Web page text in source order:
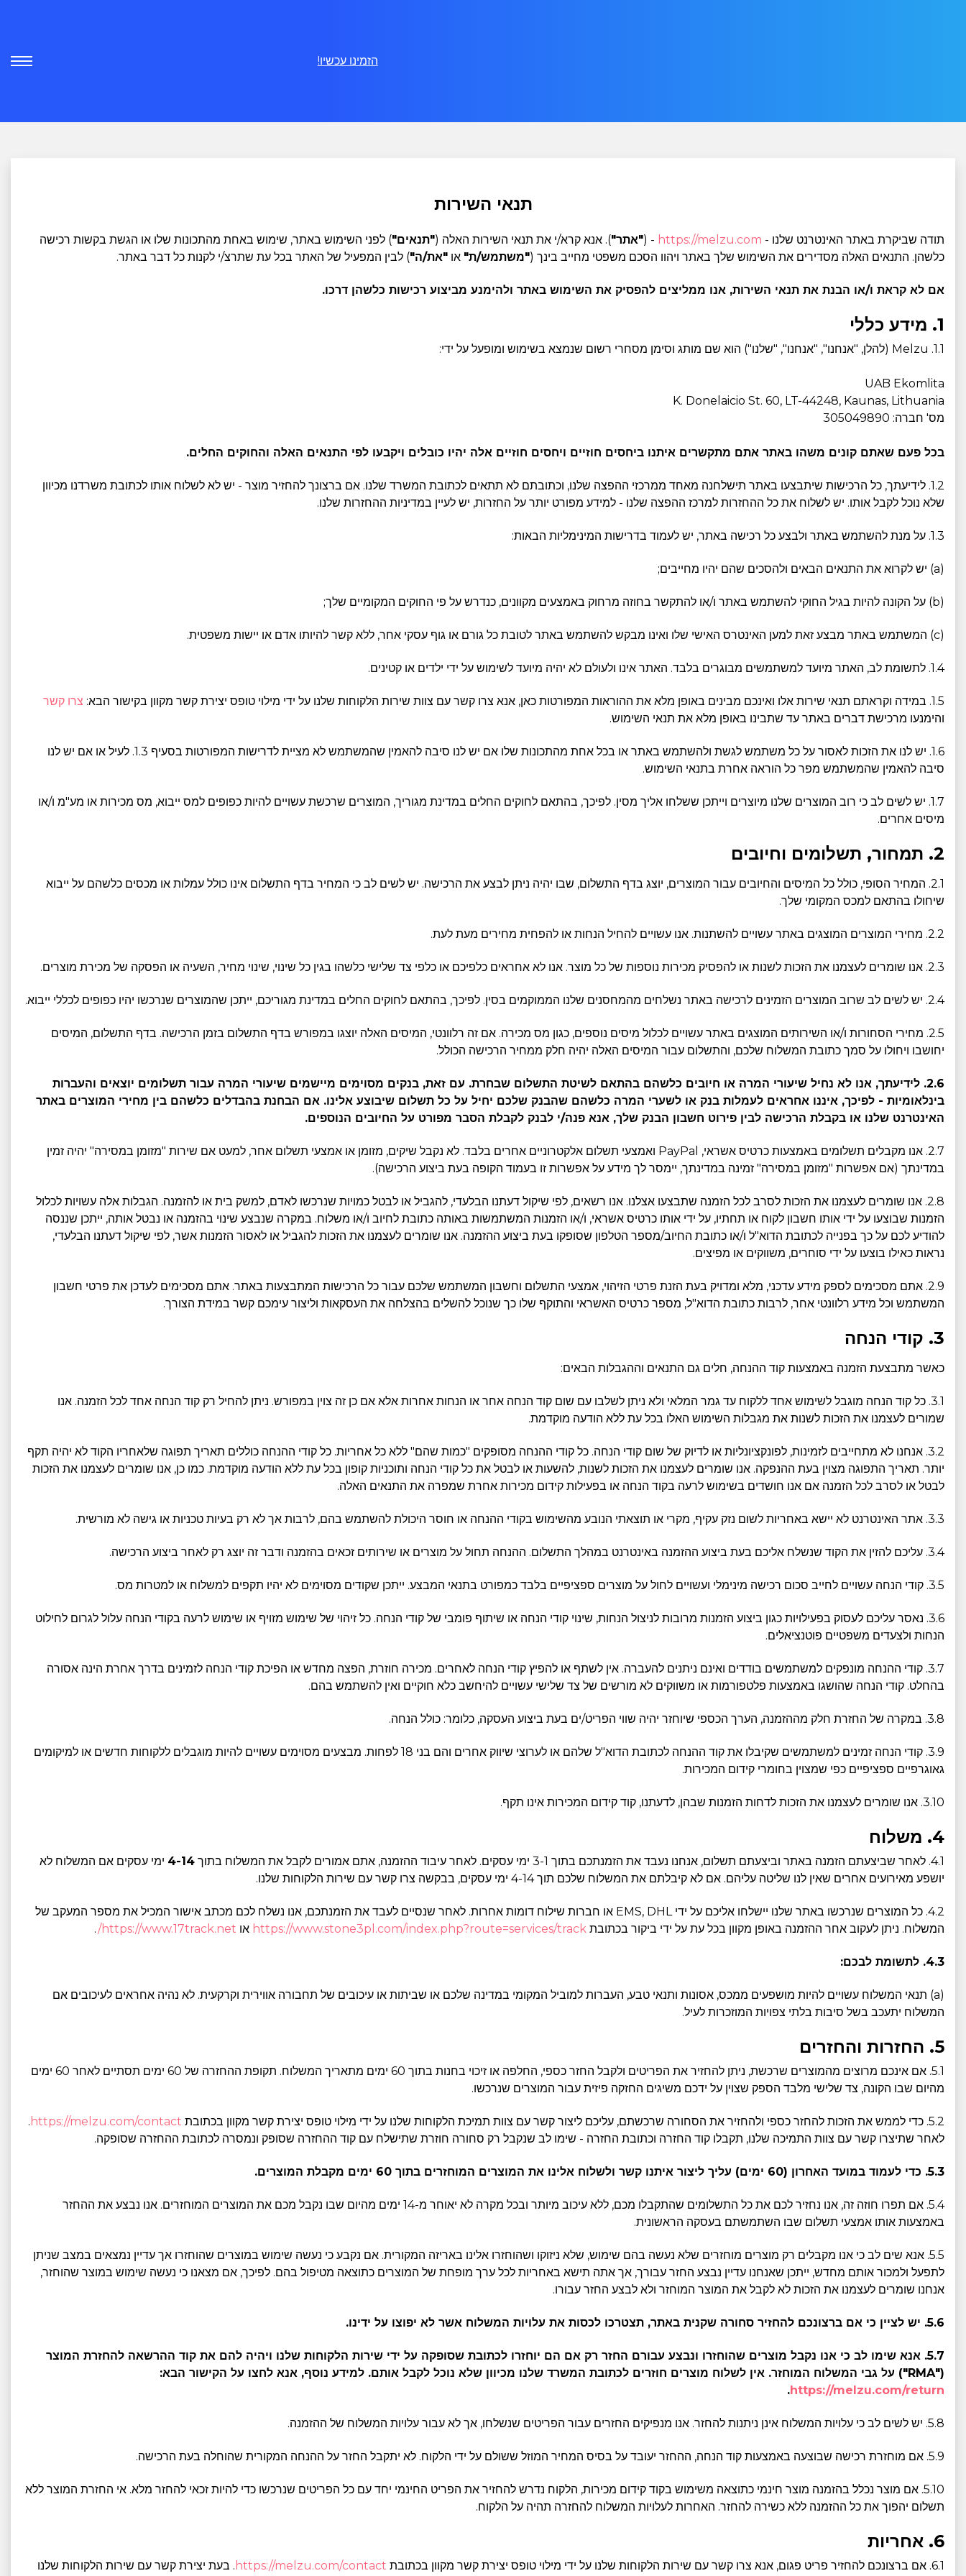
הזמינו עכשיו!
תנאי השירות
תודה שביקרת באתר האינטרנט שלנו - https://melzu.com
- ("אתר"). אנא קרא/י את תנאי השירות האלה ("תנאים") לפני השימוש באתר, שימוש באחת מהתכונות שלו או הגשת בקשות רכישה
כלשהן. התנאים האלה מסדירים את השימוש שלך באתר ויהוו הסכם משפטי מחייב בינך ("משתמש/ת" או "את/ה") לבין המפעיל של האתר בכל עת שתרצ/י לקנות כל דבר באתר.
אם לא קראת ו/או הבנת את תנאי השירות, אנו ממליצים להפסיק את השימוש באתר ולהימנע מביצוע רכישות כלשהן דרכו.
1. מידע כללי
1.1. Melzu (להלן, "אנחנו", "אנחנו", "שלנו") הוא שם מותג וסימן מסחרי רשום שנמצא בשימוש ומופעל על ידי:
UAB Ekomlita
K. Donelaicio St. 60, LT-44248, Kaunas, Lithuania
מס' חברה: 305049890
בכל פעם שאתם קונים משהו באתר אתם מתקשרים איתנו ביחסים חוזיים ויחסים חוזיים אלה יהיו כובלים ויקבעו לפי התנאים האלה והחוקים החלים.
1.2. לידיעתך, כל הרכישות שיתבצעו באתר תישלחנה מאחד ממרכזי ההפצה שלנו, וכתובתם לא תתאים לכתובת המשרד שלנו. אם ברצונך להחזיר מוצר - יש לא לשלוח אותו לכתובת משרדנו מכיוון
שלא נוכל לקבל אותו. יש לשלוח את כל ההחזרות למרכז ההפצה שלנו - למידע מפורט יותר על החזרות, יש לעיין במדיניות ההחזרות שלנו.
1.3. על מנת להשתמש באתר ולבצע כל רכישה באתר, יש לעמוד בדרישות המינימליות הבאות:
(a) יש לקרוא את התנאים הבאים ולהסכים שהם יהיו מחייבים;
(b) על הקונה להיות בגיל החוקי להשתמש באתר ו/או להתקשר בחוזה מרחוק באמצעים מקוונים, כנדרש על פי החוקים המקומיים שלך;
(c) המשתמש באתר מבצע זאת למען האינטרס האישי שלו ואינו מבקש להשתמש באתר לטובת כל גורם או גוף עסקי אחר, ללא קשר להיותו אדם או יישות משפטית.
1.4. לתשומת לב, האתר מיועד למשתמשים מבוגרים בלבד. האתר אינו ולעולם לא יהיה מיועד לשימוש על ידי ילדים או קטינים.
1.5. במידה וקראתם תנאי שירות אלו ואינכם מבינים באופן מלא את ההוראות המפורטות כאן, אנא צרו קשר עם צוות שירות הלקוחות שלנו על ידי מילוי טופס יצירת קשר מקוון בקישור הבא:
צרו קשר
והימנעו מרכישת דברים באתר עד שתבינו באופן מלא את תנאי השימוש.
1.6. יש לנו את הזכות לאסור על כל משתמש לגשת ולהשתמש באתר או בכל אחת מהתכונות שלו אם יש לנו סיבה להאמין שהמשתמש לא מציית לדרישות המפורטות בסעיף 1.3. לעיל או אם יש לנו
סיבה להאמין שהמשתמש מפר כל הוראה אחרת בתנאי השימוש.
1.7. יש לשים לב כי רוב המוצרים שלנו מיוצרים וייתכן ששלחו אליך מסין. לפיכך, בהתאם לחוקים החלים במדינת מגוריך, המוצרים שרכשת עשויים להיות כפופים למס ייבוא, מס מכירות או מע"מ ו/או
מיסים אחרים.
2. תמחור, תשלומים וחיובים
2.1. המחיר הסופי, כולל כל המיסים והחיובים עבור המוצרים, יוצג בדף התשלום, שבו יהיה ניתן לבצע את הרכישה. יש לשים לב כי המחיר בדף התשלום אינו כולל עמלות או מכסים כלשהם על ייבוא
שיחולו בהתאם למכס המקומי שלך.
2.2. מחירי המוצרים המוצגים באתר עשויים להשתנות. אנו עשויים להחיל הנחות או להפחית מחירים מעת לעת.
2.3. אנו שומרים לעצמנו את הזכות לשנות או להפסיק מכירות נוספות של כל מוצר. אנו לא אחראים כלפיכם או כלפי צד שלישי כלשהו בגין כל שינוי, שינוי מחיר, השעיה או הפסקה של מכירת מוצרים.
2.4. יש לשים לב שרוב המוצרים הזמינים לרכישה באתר נשלחים מהמחסנים שלנו הממוקמים בסין. לפיכך, בהתאם לחוקים החלים במדינת מגוריכם, ייתכן שהמוצרים שנרכשו יהיו כפופים לכללי ייבוא.
2.5. מחירי הסחורות ו/או השירותים המוצגים באתר עשויים לכלול מיסים נוספים, כגון מס מכירה. אם זה רלוונטי, המיסים האלה יוצגו במפורש בדף התשלום בזמן הרכישה. בדף התשלום, המיסים
יחושבו ויחולו על סמך כתובת המשלוח שלכם, והתשלום עבור המיסים האלה יהיה חלק ממחיר הרכישה הכולל.
2.6. לידיעתך, אנו לא נחיל שיעורי המרה או חיובים כלשהם בהתאם לשיטת התשלום שבחרת. עם זאת, בנקים מסוימים מיישמים שיעורי המרה עבור תשלומים יוצאים והעברות
בינלאומיות - לפיכך, איננו אחראים לעמלות בנק או לשערי המרה כלשהם שהבנק שלכם יחיל על כל תשלום שיבוצע אלינו. אם הבחנת בהבדלים כלשהם בין מחירי המוצרים באתר
האינטרנט שלנו או בקבלת הרכישה לבין פירוט חשבון הבנק שלך, אנא פנה/י לבנק לקבלת הסבר מפורט על החיובים הנוספים.
2.7. אנו מקבלים תשלומים באמצעות כרטיס אשראי, PayPal ואמצעי תשלום אלקטרוניים אחרים בלבד. לא נקבל שיקים, מזומן או אמצעי תשלום אחר, למעט אם שירות "מזומן במסירה" יהיה זמין
במדינתך (אם אפשרות "מזומן במסירה" זמינה במדינתך, יימסר לך מידע על אפשרות זו בעמוד הקופה בעת ביצוע הרכישה).
2.8. אנו שומרים לעצמנו את הזכות לסרב לכל הזמנה שתבצעו אצלנו. אנו רשאים, לפי שיקול דעתנו הבלעדי, להגביל או לבטל כמויות שנרכשו לאדם, למשק בית או להזמנה. הגבלות אלה עשויות לכלול
הזמנות שבוצעו על ידי אותו חשבון לקוח או תחתיו, על ידי אותו כרטיס אשראי, ו/או הזמנות המשתמשות באותה כתובת לחיוב ו/או משלוח. במקרה שנבצע שינוי בהזמנה או נבטל אותה, ייתכן שננסה
להודיע לכם על כך בפנייה לכתובת הדוא"ל ו/או כתובת החיוב/מספר הטלפון שסופקו בעת ביצוע ההזמנה. אנו שומרים לעצמנו את הזכות להגביל או לאסור הזמנות אשר, לפי שיקול דעתנו הבלעדי,
נראות כאילו בוצעו על ידי סוחרים, משווקים או מפיצים.
2.9. אתם מסכימים לספק מידע עדכני, מלא ומדויק בעת הזנת פרטי הזיהוי, אמצעי התשלום וחשבון המשתמש שלכם עבור כל הרכישות המתבצעות באתר. אתם מסכימים לעדכן את פרטי חשבון
המשתמש וכל מידע רלוונטי אחר, לרבות כתובת הדוא"ל, מספר כרטיס האשראי והתוקף שלו כך שנוכל להשלים בהצלחה את העסקאות וליצור עימכם קשר במידת הצורך.
3. קודי הנחה
כאשר מתבצעת הזמנה באמצעות קוד ההנחה, חלים גם התנאים וההגבלות הבאים:
3.1. כל קוד הנחה מוגבל לשימוש אחד ללקוח עד גמר המלאי ולא ניתן לשלבו עם שום קוד הנחה אחר או הנחות אחרות אלא אם כן זה צוין במפורש. ניתן להחיל רק קוד הנחה אחד לכל הזמנה. אנו
שמורים לעצמנו את הזכות לשנות את מגבלות השימוש האלו בכל עת ללא הודעה מוקדמת.
3.2. אנחנו לא מתחייבים לזמינות, לפונקציונליות או לדיוק של שום קודי הנחה. כל קודי ההנחה מסופקים "כמות שהם" ללא כל אחריות. כל קודי ההנחה כוללים תאריך תפוגה שלאחריו הקוד לא יהיה תקף
יותר. תאריך התפוגה מצוין בעת ההנפקה. אנו שומרים לעצמנו את הזכות לשנות, להשעות או לבטל את כל קודי הנחה ותוכניות קופון בכל עת ללא הודעה מוקדמת. כמו כן, אנו שומרים לעצמנו את הזכות
לבטל או לסרב לכל הזמנה אם אנו חושדים בשימוש לרעה בקוד הנחה או בפעילות קידום מכירות אחרת שמפרה את התנאים האלה.
3.3. אתר האינטרנט לא יישא באחריות לשום נזק עקיף, מקרי או תוצאתי הנובע מהשימוש בקודי ההנחה או חוסר היכולת להשתמש בהם, לרבות אך לא רק בעיות טכניות או גישה לא מורשית.
3.4. עליכם להזין את הקוד שנשלח אליכם בעת ביצוע ההזמנה באינטרנט במהלך התשלום. ההנחה תחול על מוצרים או שירותים זכאים בהזמנה ודבר זה יוצג רק לאחר ביצוע הרכישה.
3.5. קודי הנחה עשויים לחייב סכום רכישה מינימלי ועשויים לחול על מוצרים ספציפיים בלבד כמפורט בתנאי המבצע. ייתכן שקודים מסוימים לא יהיו תקפים למשלוח או למטרות מס.
3.6. נאסר עליכם לעסוק בפעילויות כגון ביצוע הזמנות מרובות לניצול הנחות, שינוי קודי הנחה או שיתוף פומבי של קודי הנחה. כל זיהוי של שימוש מזויף או שימוש לרעה בקודי הנחה עלול לגרום לחילוט
הנחות ולצעדים משפטיים פוטנציאלים.
3.7. קודי ההנחה מונפקים למשתמשים בודדים ואינם ניתנים להעברה. אין לשתף או להפיץ קודי הנחה לאחרים. מכירה חוזרת, הפצה מחדש או הפיכת קודי הנחה לזמינים בדרך אחרת הינה אסורה
בהחלט. קודי הנחה שהושגו באמצעות פלטפורמות או משווקים לא מורשים של צד שלישי עשויים להיחשב כלא חוקיים ואין להשתמש בהם.
3.8. במקרה של החזרת חלק מההזמנה, הערך הכספי שיוחזר יהיה שווי הפריט/ים בעת ביצוע העסקה, כלומר: כולל הנחה.
3.9. קודי הנחה זמינים למשתמשים שקיבלו את קוד ההנחה לכתובת הדוא"ל שלהם או לערוצי שיווק אחרים והם בני 18 לפחות. מבצעים מסוימים עשויים להיות מוגבלים ללקוחות חדשים או למיקומים
גאוגרפיים ספציפיים כפי שמצוין בחומרי קידום המכירות.
3.10. אנו שומרים לעצמנו את הזכות לדחות הזמנות שבהן, לדעתנו, קוד קידום המכירות אינו תקף.
4. משלוח
4.1. לאחר שביצעתם הזמנה באתר וביצעתם תשלום, אנחנו נעבד את הזמנתכם בתוך 3-1 ימי עסקים. לאחר עיבוד ההזמנה, אתם אמורים לקבל את המשלוח בתוך 4-14 ימי עסקים אם המשלוח לא
יושפע מאירועים אחרים שאין לנו שליטה עליהם. אם לא קיבלתם את המשלוח שלכם תוך 4-14 ימי עסקים, בבקשה צרו קשר עם שירות הלקוחות שלנו.
4.2. כל המוצרים שנרכשו באתר שלנו יישלחו אליכם על ידי EMS, DHL או חברות שילוח דומות אחרות. לאחר שנסיים לעבד את הזמנתכם, אנו נשלח לכם מכתב אישור המכיל את מספר המעקב של
המשלוח. ניתן לעקוב אחר ההזמנה באופן מקוון בכל עת על ידי ביקור בכתובת https://www.stone3pl.com/index.php?route=services/track או https://www.17track.net/
.
4.3. לתשומת לבכם:
(a) תנאי המשלוח עשויים להיות מושפעים ממכס, אסונות ותנאי טבע, העברות למוביל המקומי במדינה שלכם או שביתות או עיכובים של תחבורה אווירית וקרקעית. לא נהיה אחראים לעיכובים אם
המשלוח יתעכב בשל סיבות בלתי צפויות המוזכרות לעיל.
5. החזרות והחזרים
5.1. אם אינכם מרוצים מהמוצרים שרכשת, ניתן להחזיר את הפריטים ולקבל החזר כספי, החלפה או זיכוי בחנות בתוך 60 ימים מתאריך המשלוח. תקופת ההחזרה של 60 ימים תסתיים לאחר 60 ימים
מהיום שבו הקונה, צד שלישי מלבד הספק שצוין על ידכם משיגים החזקה פיזית עבור המוצרים שנרכשו.
5.2. כדי לממש את הזכות להחזר כספי ולהחזיר את הסחורה שרכשתם, עליכם ליצור קשר עם צוות תמיכת הלקוחות שלנו על ידי מילוי טופס יצירת קשר מקוון בכתובת https://melzu.com/contact
.
לאחר שתיצרו קשר עם צוות התמיכה שלנו, תקבלו קוד החזרה וכתובת החזרה - שימו לב שנקבל רק סחורה חוזרת שתישלח עם קוד ההחזרה שסופק ונמסרה לכתובת ההחזרה שסופקה.
5.3. כדי לעמוד במועד האחרון (60 ימים) עליך ליצור איתנו קשר ולשלוח אלינו את המוצרים המוחזרים בתוך 60 ימים מקבלת המוצרים.
5.4. אם תפרו חוזה זה, אנו נחזיר לכם את כל התשלומים שהתקבלו מכם, ללא עיכוב מיותר ובכל מקרה לא יאוחר מ-14 ימים מהיום שבו נקבל מכם את המוצרים המוחזרים. אנו נבצע את ההחזר
באמצעות אותו אמצעי תשלום שבו השתמשתם בעסקה הראשונית.
5.5. אנא שים לב כי אנו מקבלים רק מוצרים מוחזרים שלא נעשה בהם שימוש, שלא ניזוקו ושהוחזרו אלינו באריזה המקורית. אם נקבע כי נעשה שימוש במוצרים שהוחזרו אך עדיין נמצאים במצב שניתן
לתפעל ולמכור אותם מחדש, ייתכן שאנחנו עדיין נבצע החזר עבורך, אך אתה תישא באחריות לכל ערך מופחת של המוצרים כתוצאה מטיפול בהם. לפיכך, אם מצאנו כי נעשה שימוש במוצר שהוחזר,
אנחנו שומרים לעצמנו את הזכות לא לקבל את המוצר המוחזר ולא לבצע החזר עבורו.
5.6. יש לציין כי אם ברצונכם להחזיר סחורה שקנית באתר, תצטרכו לכסות את עלויות המשלוח אשר לא יפוצו על ידינו.
5.7. אנא שימו לב כי אנו נקבל מוצרים שהוחזרו ונבצע עבורם החזר רק אם הם יוחזרו לכתובת שסופקה על ידי שירות הלקוחות שלנו ויהיה להם את קוד ההרשאה להחזרת המוצר
("RMA") על גבי המשלוח המוחזר. אין לשלוח מוצרים חוזרים לכתובת המשרד שלנו מכיוון שלא נוכל לקבל אותם. למידע נוסף, אנא לחצו על הקישור הבא:
https://melzu.com/return
.
5.8. יש לשים לב כי עלויות המשלוח אינן ניתנות להחזר. אנו מנפיקים החזרים עבור הפריטים שנשלחו, אך לא עבור עלויות המשלוח של ההזמנה.
5.9. אם מוחזרת רכישה שבוצעה באמצעות קוד הנחה, ההחזר יעובד על בסיס המחיר המוזל ששולם על ידי הלקוח. לא יתקבל החזר על ההנחה המקורית שהוחלה בעת הרכישה.
5.10. אם מוצר נכלל בהזמנה מוצר חינמי כתוצאה משימוש בקוד קידום מכירות, הלקוח נדרש להחזיר את הפריט החינמי יחד עם כל הפריטים שנרכשו כדי להיות זכאי להחזר מלא. אי החזרת המוצר ללא
תשלום יהפוך את כל ההזמנה ללא כשירה להחזר. האחרות לעלויות המשלוח להחזרה תהיה על הלקוח.
6. אחריות
6.1. אם ברצונכם להחזיר פריט פגום, אנא צרו קשר עם שירות הלקוחות שלנו על ידי מילוי טופס יצירת קשר מקוון בכתובת https://melzu.com/contact . בעת יצירת קשר עם שירות הלקוחות שלנו